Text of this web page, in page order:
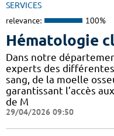
SERVICES
relevance: 100%
Hématologie
Dans notre
experts des
sang, de la moelle
garantissant l’accès
de M
29/04/2026 09:50